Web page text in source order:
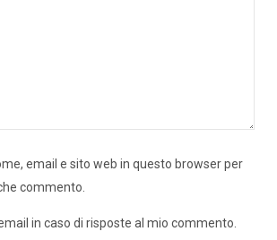
email e sito web in questo browser per
commento.
in caso di risposte al mio commento.